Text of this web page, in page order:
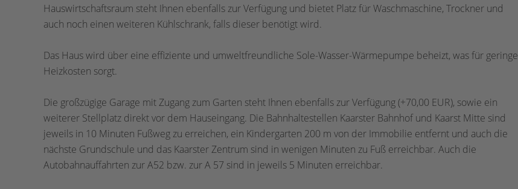
Hauswirtschaftsraum steht Ihnen ebenfalls zur Verfügung und bietet Platz für Waschmaschine, Trockner und
auch noch einen weiteren Kühlschrank, falls dieser benötigt wird.
Das Haus wird über eine effiziente und umweltfreundliche Sole-Wasser-Wärmepumpe beheizt, was für geringe
Heizkosten sorgt.
Die großzügige Garage mit Zugang zum Garten steht Ihnen ebenfalls zur Verfügung (+70,00 EUR), sowie ein
weiterer Stellplatz direkt vor dem Hauseingang. Die Bahnhaltestellen Kaarster Bahnhof und Kaarst Mitte sind
jeweils in 10 Minuten Fußweg zu erreichen, ein Kindergarten 200 m von der Immobilie entfernt und auch die
nächste Grundschule und das Kaarster Zentrum sind in wenigen Minuten zu Fuß erreichbar. Auch die
Autobahnauffahrten zur A52 bzw. zur A 57 sind in jeweils 5 Minuten erreichbar.